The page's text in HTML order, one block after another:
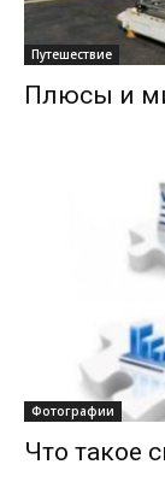
Путешествие
Плюсы и
Фотографии
Что такое